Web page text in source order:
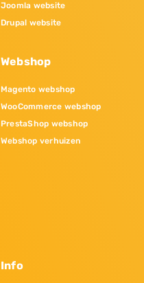
Joomla website
Drupal website
Webshop
Magento webshop
WooCommerce webshop
PrestaShop webshop
Webshop verhuizen
Info